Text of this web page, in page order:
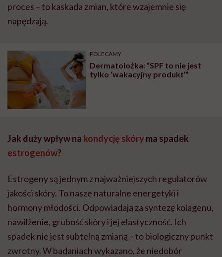
proces – to kaskada zmian, które wzajemnie się
napędzają.
POLECAMY
Dermatolożka: “SPF to nie jest
tylko ‘wakacyjny produkt’”
Jak duży wpływ na kondycję skóry ma spadek
estrogenów?
Estrogeny są jednym z najważniejszych regulatorów
jakości skóry. To nasze naturalne energetyki i
hormony młodości. Odpowiadają za syntezę kolagenu,
nawilżenie, grubość skóry i jej elastyczność. Ich
spadek nie jest subtelną zmianą – to biologiczny punkt
zwrotny. W badaniach wykazano, że niedobór